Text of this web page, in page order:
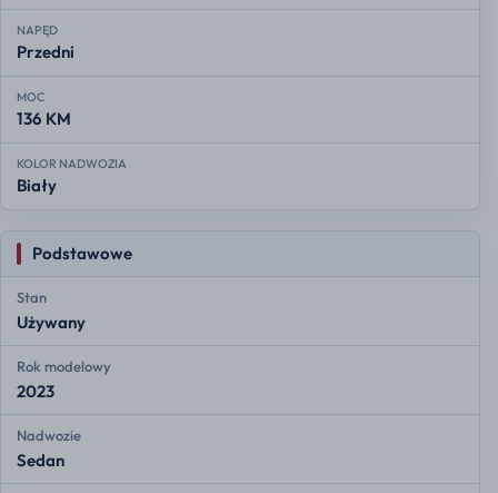
NAPĘD
Przedni
MOC
136 KM
KOLOR NADWOZIA
Biały
Podstawowe
Stan
Używany
Rok modelowy
2023
Nadwozie
Sedan